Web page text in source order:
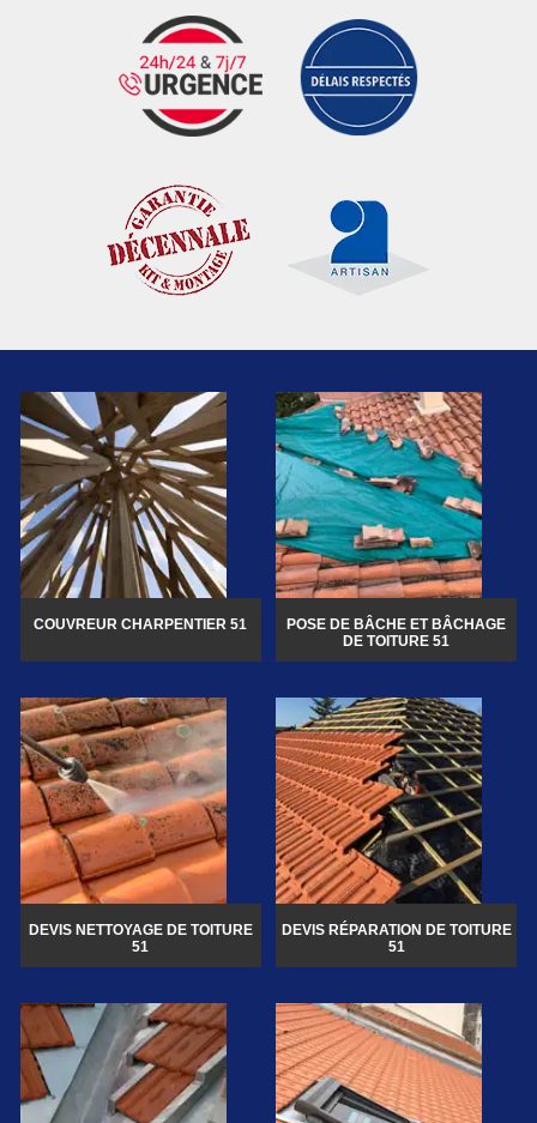
COUVREUR CHARPENTIER 51
POSE DE BÂCHE ET BÂCHAGE
DE TOITURE 51
DEVIS NETTOYAGE DE TOITURE
51
DEVIS RÉPARATION DE TOITURE
51